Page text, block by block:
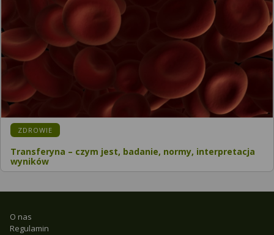
ZDROWIE
Transferyna – czym jest, badanie, normy, interpretacja
wyników
O nas
Regulamin